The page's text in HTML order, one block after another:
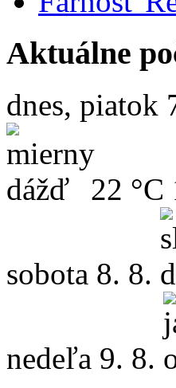
Aktuálne
dnes, piatok
22 °C
sobota 8. 8.
nedeľa 9. 8.